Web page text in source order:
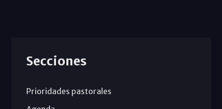
Secciones
Prioridades pastorales